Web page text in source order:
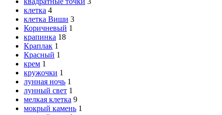
клетка 4
клетка Виши 3
Коричневый 1
крапинка 18
Краплак 1
Красный 1
крем 1
кружочки 1
лунная ночь 1
лунный свет 1
мелкая клетка 9
мокрый камень 1